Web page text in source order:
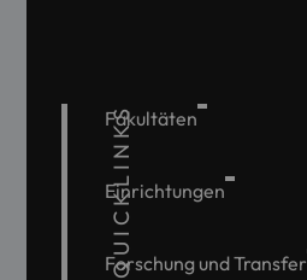
QUICKLINKS
Fakultäten
Einrichtungen
Forschung und Transfer